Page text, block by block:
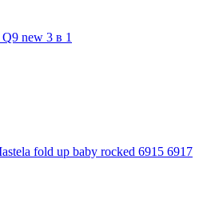
new 3 в 1
fold up baby rocked 6915 6917